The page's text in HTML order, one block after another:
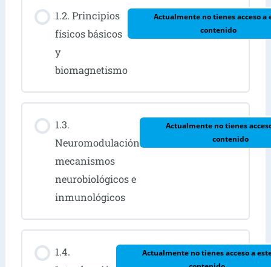
1.2. Principios
físicos básicos
y
biomagnetismo
Actualmente no tienes acceso a
contenido
1.3.
Neuromodulación
mecanismos
neurobiológicos e
inmunológicos
Actualmente no tienes
contenido
1.4.
Actualmente no tienes acceso a